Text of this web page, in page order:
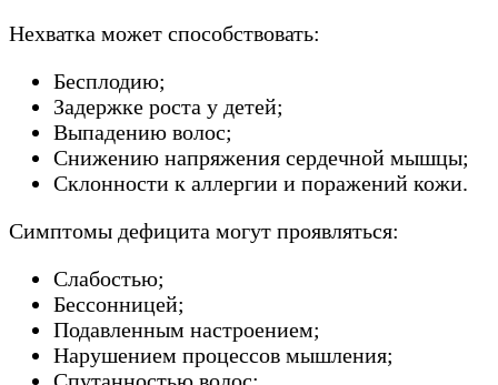
Нехватка может способствовать:
Бесплодию;
Задержке роста у детей;
Выпадению волос;
Снижению напряжения сердечной мышцы;
Склонности к аллергии и поражений кожи.
Симптомы дефицита могут проявляться:
Слабостью;
Бессонницей;
Подавленным настроением;
Нарушением процессов мышления;